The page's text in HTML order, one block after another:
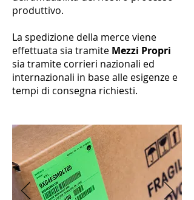
produttivo.
La spedizione della merce viene
effettuata sia tramite Mezzi Propri
sia tramite corrieri nazionali ed
internazionali in base alle esigenze e
tempi di consegna richiesti.